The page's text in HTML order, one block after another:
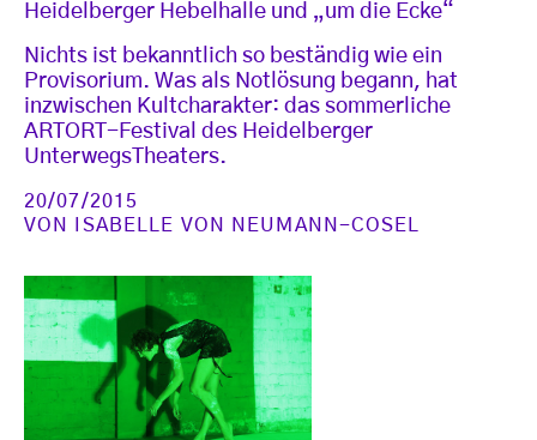
Heidelberger Hebelhalle und „um die Ecke“
Nichts ist bekanntlich so beständig wie ein
Provisorium. Was als Notlösung begann, hat
inzwischen Kultcharakter: das sommerliche
ARTORT-Festival des Heidelberger
UnterwegsTheaters.
20/07/2015
VON
ISABELLE VON NEUMANN-COSEL